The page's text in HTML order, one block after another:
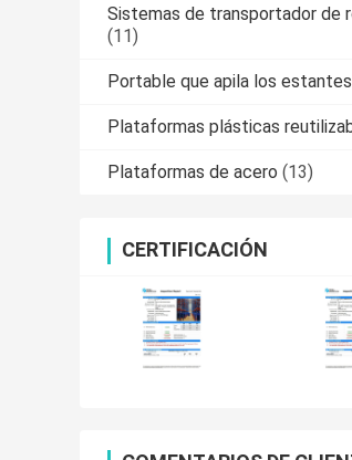
Sistemas de transportador de
(11)
Portable que apila los estantes
Plataformas plásticas
Plataformas de acero (13)
CERTIFICACIÓN